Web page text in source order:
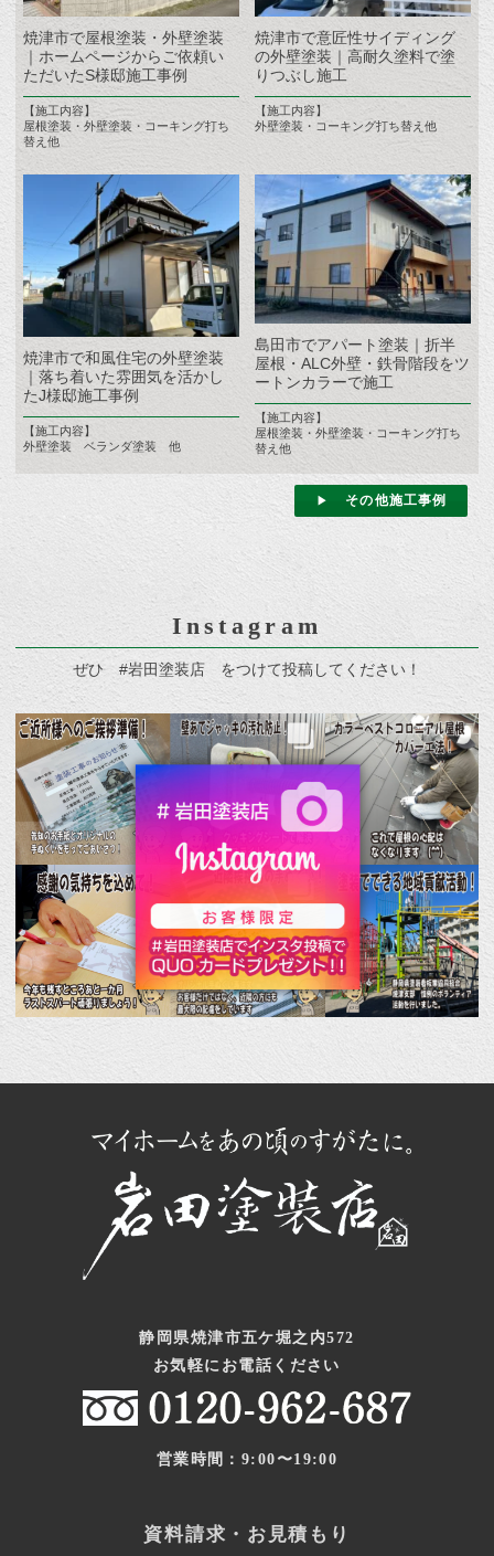
焼津市で屋根塗装・外壁塗装
｜ホームページからご依頼い
ただいたS様邸施工事例
【施工内容】
屋根塗装・外壁塗装・コーキング打ち
替え他
焼津市で意匠性サイディング
の外壁塗装｜高耐久塗料で塗
りつぶし施工
【施工内容】
外壁塗装・コーキング打ち替え他
焼津市で和風住宅の外壁塗装
｜落ち着いた雰囲気を活かし
たJ様邸施工事例
【施工内容】
外壁塗装 ベランダ塗装 他
島田市でアパート塗装｜折半
屋根・ALC外壁・鉄骨階段をツ
ートンカラーで施工
【施工内容】
屋根塗装・外壁塗装・コーキング打ち
替え他
その他施工事例
Instagram
ぜひ #岩田塗装店 をつけて投稿してください！
静岡県焼津市五ケ堀之内572
お気軽にお電話ください
営業時間：9:00〜19:00
資料請求・お見積もり